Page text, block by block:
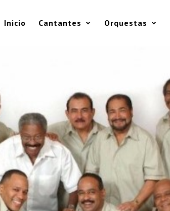
Inicio Cantantes Orquestas